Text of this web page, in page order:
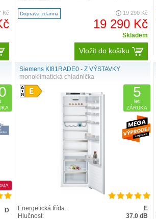
Kč Doprava zdarma 19 290 Kč
19 290 Kč
Skladem
Vložit do košíku
D
Siemens KI81RADE0 - Z VÝSTAVKY
monoklimatická chladnička
5
let
ZÁRUKA
Energetická třída:
E
Hlučnost:
37.0 dB